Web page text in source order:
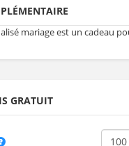
mariage est un cadeau
GRATUIT